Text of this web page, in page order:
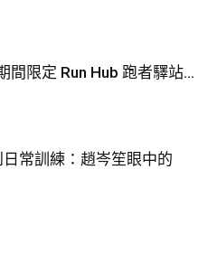
間限定 Run Hub 跑者驛站...
常訓練：趙岑笙眼中的